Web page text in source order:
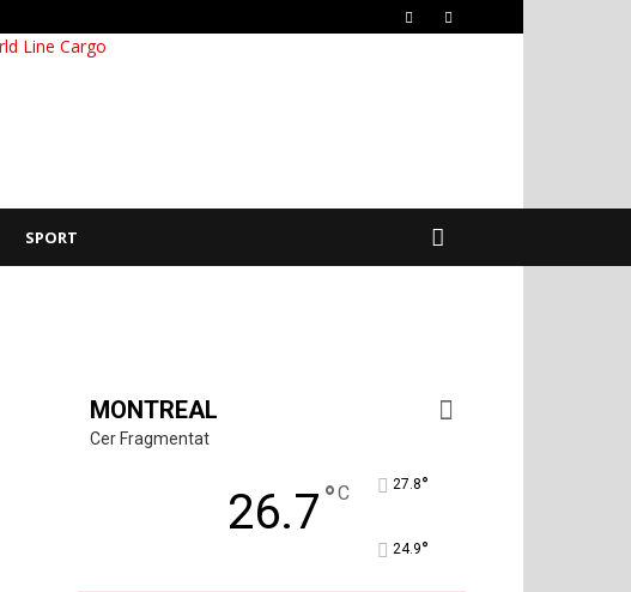
SPORT
MONTREAL
Cer Fragmentat
26.7°C 27.8°
24.9°